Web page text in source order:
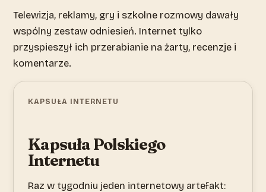
Telewizja, reklamy, gry i szkolne rozmowy dawały
wspólny zestaw odniesień. Internet tylko
przyspieszył ich przerabianie na żarty, recenzje i
komentarze.
KAPSUŁA INTERNETU
Kapsuła Polskiego
Internetu
Raz w tygodniu jeden internetowy artefakt: